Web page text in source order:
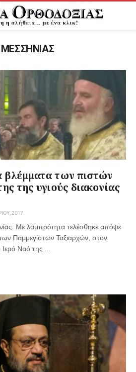
βλέμματα των πιστών
της υγιούς διακονίας
2017
Με λαμπρότητα τελέσθηκε απόψε
Παμμεγίστων Ταξιαρχών, στον
Ναό της ...